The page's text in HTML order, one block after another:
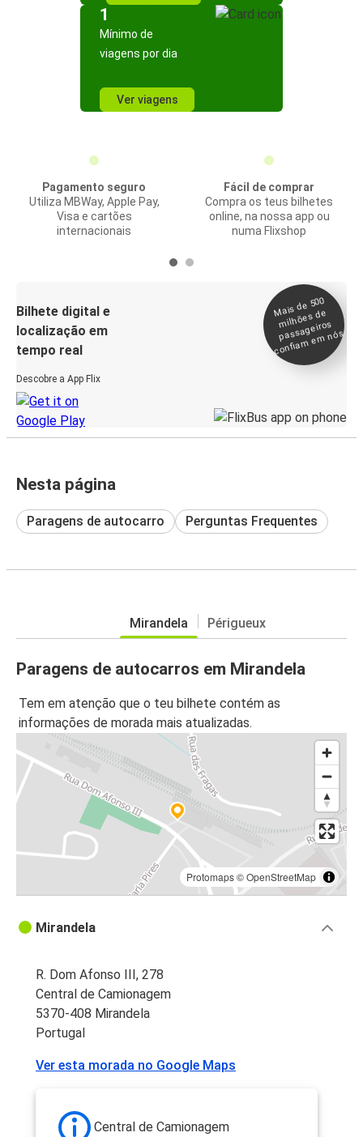
1
Mínimo de
viagens por dia
Ver viagens
Pagamento seguro
Utiliza MBWay, Apple Pay,
Visa e cartões
internacionais
Fácil de comprar
Compra os teus bilhetes
online, na nossa app ou
numa Flixshop
Bilhete digital e
localização em
tempo real
Descobre a App Flix
Mais de 500
milhões de
passageiros
confia
m e
m nós
Nesta página
Paragens de autocarro Perguntas Frequentes
Mirandela Périgueux
Paragens de autocarros em Mirandela
Tem em atenção que o teu bilhete contém as
informações de morada mais atualizadas.
Protomaps©OpenStreetMap
Mirandela
R. Dom Afonso III, 278
Central de Camionagem
5370-408 Mirandela
Portugal
Ver esta morada no Google Maps
Central de Camionagem